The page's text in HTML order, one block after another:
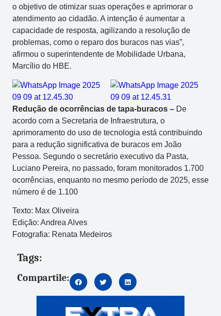
o objetivo de otimizar suas operações e aprimorar o
atendimento ao cidadão. A intenção é aumentar a
capacidade de resposta, agilizando a resolução de
problemas, como o reparo dos buracos nas vias”,
afirmou o superintendente de Mobilidade Urbana,
Marcílio do HBE.
Redução de ocorrências de tapa-buracos – De
acordo com a Secretaria de Infraestrutura, o
aprimoramento do uso de tecnologia está contribuindo
para a redução significativa de buracos em João
Pessoa. Segundo o secretário executivo da Pasta,
Luciano Pereira, no passado, foram monitorados 1.700
ocorrências, enquanto no mesmo período de 2025, esse
número é de 1.100
Texto: Max Oliveira
Edição: Andrea Alves
Fotografia: Renata Medeiros
Tags:
Compartile: